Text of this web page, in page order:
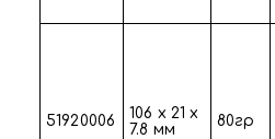
51920006
106 х 21 х
7.8 мм
80гр